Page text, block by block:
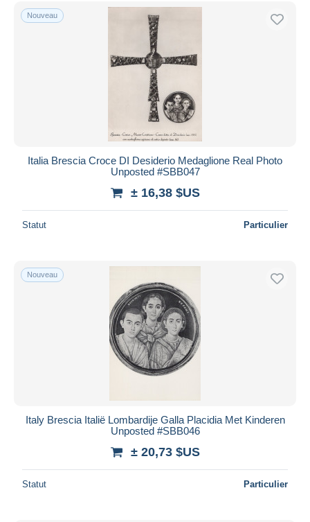
Nouveau
Italia Brescia Croce DI Desiderio Medaglione Real Photo
Unposted #SBB047
± 16,38 $US
Statut Particulier
Nouveau
Italy Brescia Italië Lombardije Galla Placidia Met Kinderen
Unposted #SBB046
± 20,73 $US
Statut Particulier